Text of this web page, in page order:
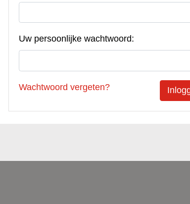
Uw persoonlijke wachtwoord:
Wachtwoord vergeten?